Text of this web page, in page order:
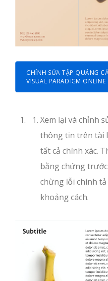
CHỈNH SỬA TẬP QUẢNG
VISUAL PARADIGM ONLINE
Xem lại và chỉnh
thông tin trên tài
tất cả chính xác.
bằng chứng
chừng lỗi chính tả
khoảng cách.